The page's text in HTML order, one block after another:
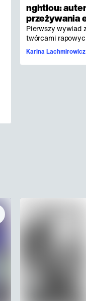
nghtlou:
przeżywania
Pierwszy wywiad
twórcami
Karina Lachmirowicz